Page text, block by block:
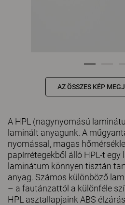
AZ ÖSSZES KÉP
A HPL (nagynyomású
laminált anyagunk. A
nyomással, magas
papírrétegekből álló HPL-t egy
laminátum könnyen tisztán
anyag. Számos különböző
– a fautánzattól a különféle
HPL asztallapjaink ABS